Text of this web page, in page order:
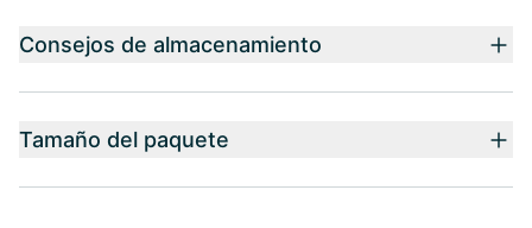
Consejos de almacenamiento
Tamaño del paquete